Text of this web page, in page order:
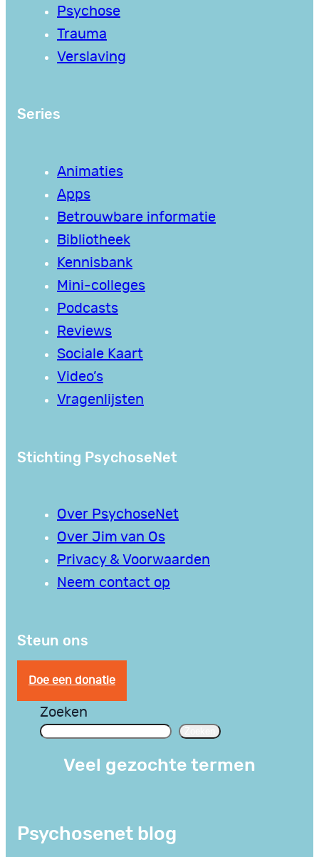
Psychose
Trauma
Verslaving
Series
Animaties
Apps
Betrouwbare informatie
Bibliotheek
Kennisbank
Mini-colleges
Podcasts
Reviews
Sociale Kaart
Video’s
Vragenlijsten
Stichting PsychoseNet
Over PsychoseNet
Over Jim van Os
Privacy & Voorwaarden
Neem contact op
Steun ons
Doe een donatie
Zoeken
Veel gezochte termen
Psychosenet blog